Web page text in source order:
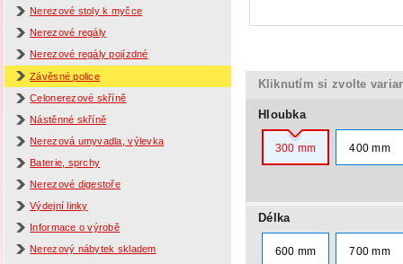
Nerezové stoly k myčce
Nerezové regály
Nerezové regály pojízdné
Závěsné police
Celonerezové skříně
Nástěnné skříně
Nerezová umyvadla, výlevka
Baterie, sprchy
Nerezové digestoře
Výdejní linky
Informace o výrobě
Nerezový nábytek skladem
Kliknutím si zvolte
Hloubka
300 mm 400 mm
Délka
600 mm 700 mm